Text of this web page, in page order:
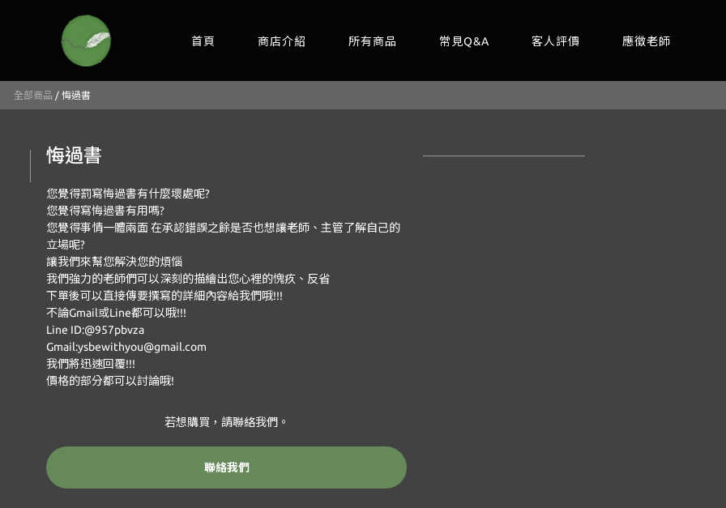
首頁 商店介紹 所有商品 常見Q&A 客人評價 應徵老師
全部商品 / 悔過書
悔過書
您覺得罰寫悔過書有什麼壞處呢?
您覺得寫悔過書有用嗎?
您覺得事情一體兩面 在承認錯誤之餘是否也想讓老師、主管了解自己的
立場呢?
讓我們來幫您解決您的煩惱
我們強力的老師們可以深刻的描繪出您心裡的愧疚、反省
下單後可以直接傳要撰寫的詳細內容給我們哦!!!
不論Gmail或Line都可以哦!!!
Line ID:@957pbvza
Gmail:ysbewithyou@gmail.com
我們將迅速回覆!!!
價格的部分都可以討論哦!
若想購買，請聯絡我們。
聯絡我們